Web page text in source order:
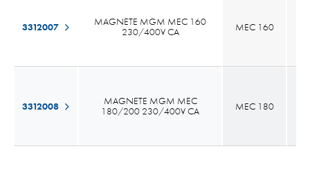
3312007
MAGNETE MGM MEC 160
230/400V CA
3312008
MAGNETE MGM MEC
180/200 230/400V CA
MEC 160
MEC 180